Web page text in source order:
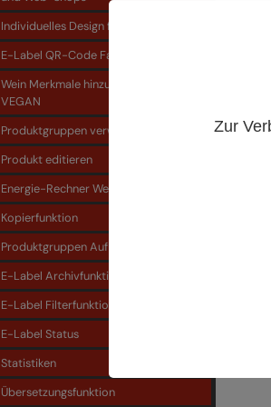
Zur
Individuelles Design für Ihre E Label
E-Label QR-Code Farbe festlegen
Wein Merkmale hinzufügen - BIO
VEGAN
Produktgruppen verwalten
Produkt editieren
Energie-Rechner Wein
Kopierfunktion
Produktgruppen Auflistung
E-Label Archivfunktion
E-Label Filterfunktionen
E-Label Status
Statistiken
Übersetzungsfunktion